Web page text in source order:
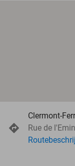
Clermont-
Rue de